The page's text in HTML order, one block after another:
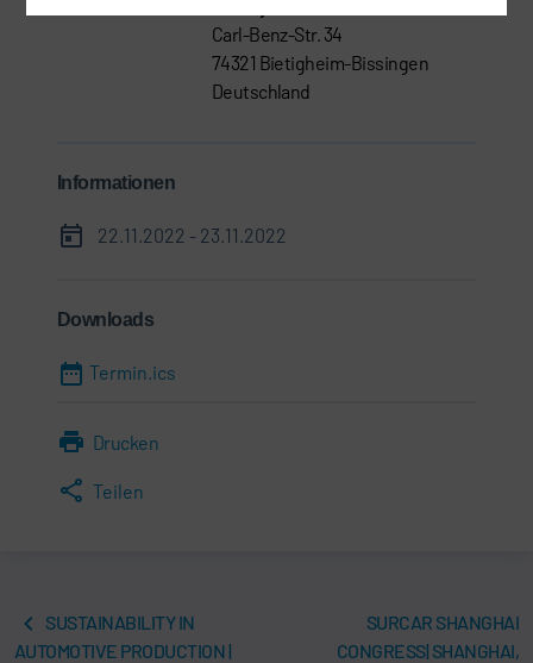
Carl-Benz-Str. 34
74321 Bietigheim-Bissingen
Deutschland
Informationen
22.11.2022 - 23.11.2022
Downloads
Termin.ics
Drucken
Teilen
SUSTAINABILITY IN
AUTOMOTIVE PRODUCTION |
SURCAR SHANGHAI
CONGRESS| SHANGHAI,